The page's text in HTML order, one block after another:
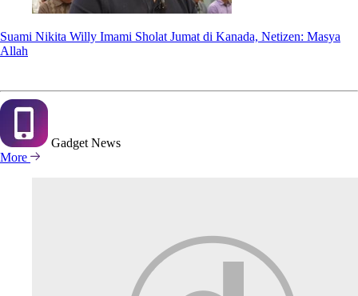
Suami Nikita Willy Imami Sholat Jumat di Kanada, Netizen: Masya
Allah
Gadget News
More